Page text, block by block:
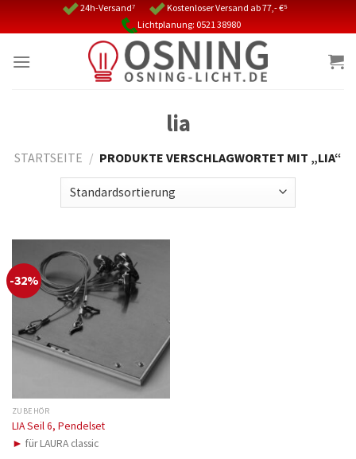
24h-Versand⁷
Kostenloser Versand ab 77,- €⁵
Lichtplanung: 0521 38980
lia
STARTSEITE / PRODUKTE VERSCHLAGWORTET MIT „LIA“
-32%
ZUBEHÖR
LIA Seil 6, Pendelset
► für LAURA classic